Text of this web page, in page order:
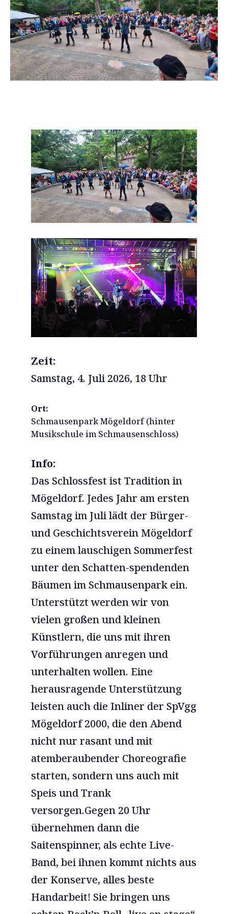
Zeit:
Samstag, 4. Juli 2026, 18 Uhr
Ort:
Schmausenpark Mögeldorf (hinter
Musikschule im Schmausenschloss)
Info:
Das Schlossfest ist Tradition in
Mögeldorf. Jedes Jahr am ersten
Samstag im Juli lädt der Bürger-
und Geschichtsverein Mögeldorf
zu einem lauschigen Sommerfest
unter den Schatten-spendenden
Bäumen im Schmausenpark ein.
Unterstützt werden wir von
vielen großen und kleinen
Künstlern, die uns mit ihren
Vorführungen anregen und
unterhalten wollen. Eine
herausragende Unterstützung
leisten auch die Inliner der SpVgg
Mögeldorf 2000, die den Abend
nicht nur rasant und mit
atemberaubender Choreografie
starten, sondern uns auch mit
Speis und Trank
versorgen.Gegen 20 Uhr
übernehmen dann die
Saitenspinner, als echte Live-
Band, bei ihnen kommt nichts aus
der Konserve, alles beste
Handarbeit! Sie bringen uns